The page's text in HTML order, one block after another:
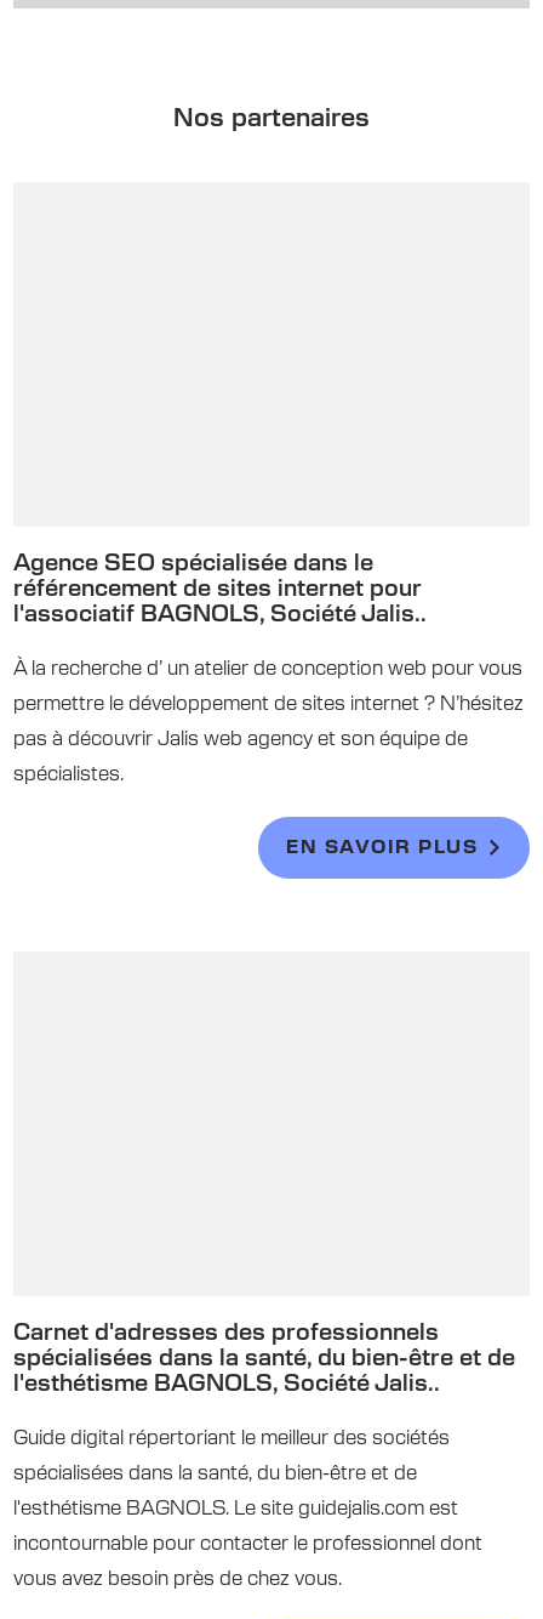
Nos partenaires
Agence SEO spécialisée dans le
référencement de sites internet pour
l'associatif BAGNOLS, Société Jalis..
À la recherche d’ un atelier de conception web pour vous
permettre le développement de sites internet ? N’hésitez
pas à découvrir Jalis web agency et son équipe de
spécialistes.
EN SAVOIR PLUS
Carnet d'adresses des professionnels
spécialisées dans la santé, du bien-être et de
l'esthétisme BAGNOLS, Société Jalis..
Guide digital répertoriant le meilleur des sociétés
spécialisées dans la santé, du bien-être et de
l'esthétisme BAGNOLS. Le site guidejalis.com est
incontournable pour contacter le professionnel dont
vous avez besoin près de chez vous.